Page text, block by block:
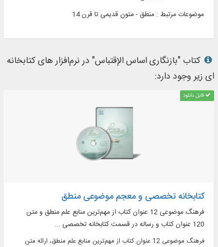
موضوعات مرتبط : منطق - متون قدیمی تا قرن 14
کتاب "بازنگاری اساس الإقتباس" در نرم‌افزار های کتابخانه
ای زیر وجود دارد:
قابل دانلود
کتابخانه تخصصی و معجم موضوعی منطق
فرهنگ موضوعی 12 عنوان کتاب از مهم‌ترین منابع علم منطق و متن
120 عنوان کتاب و رساله در قسمت کتابخانه تخصصی ...
فرهنگ موضوعی 12 عنوان کتاب از مهم‌ترین منابع علم منطق، ارائه متن